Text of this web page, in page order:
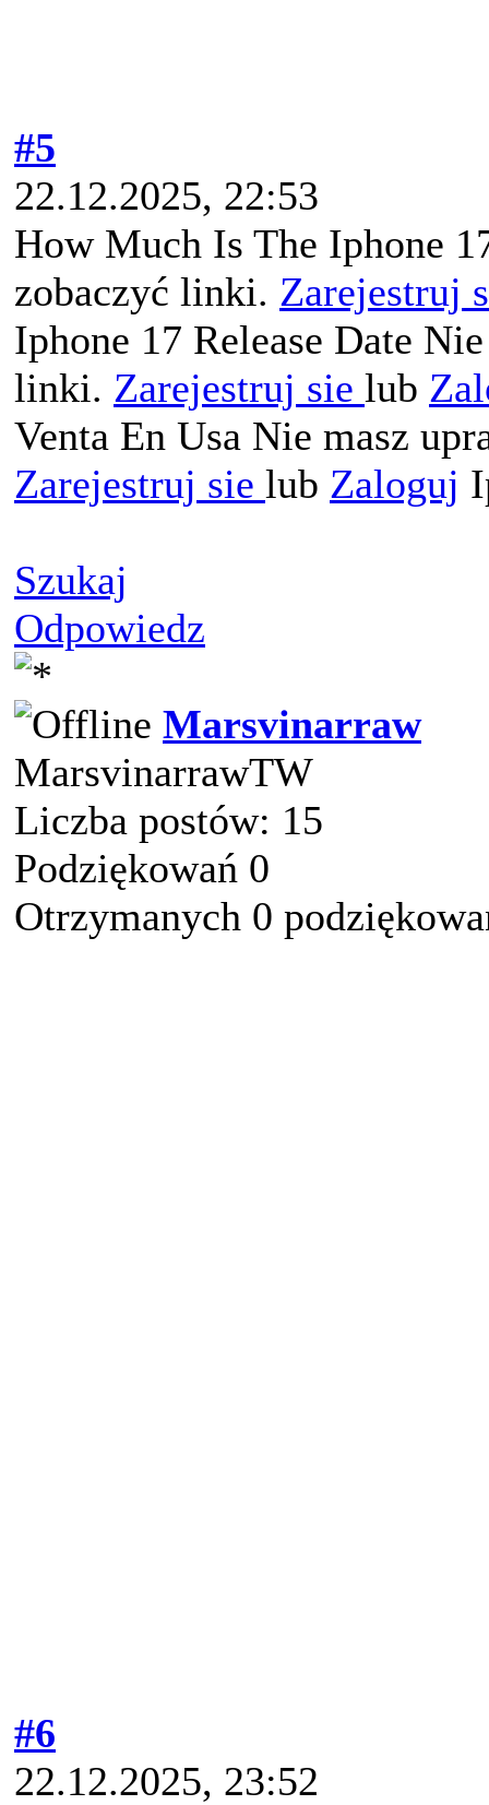
#5
22.12.2025, 22:53
How Much Is The Iphone
zobaczyć linki. Zarejestruj
Iphone 17 Release Date
linki. Zarejestruj sie lub
Venta En Usa Nie masz
Zarejestruj sie lub Zaloguj
Szukaj
Odpowiedz
Marsvinarraw
MarsvinarrawTW
Liczba postów: 15
Podziękowań 0
Otrzymanych 0
#6
22.12.2025, 23:52